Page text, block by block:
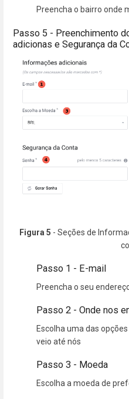
Preencha o bairro onde
Passo 5 - Preenchimento
adicionas e Segurança da
Figura 5 - Seções de
Passo 1 - E-mail
Preencha o seu
Passo 2 - Onde nos
Escolha uma das
veio até nós
Passo 3 - Moeda
Escolha a moeda de